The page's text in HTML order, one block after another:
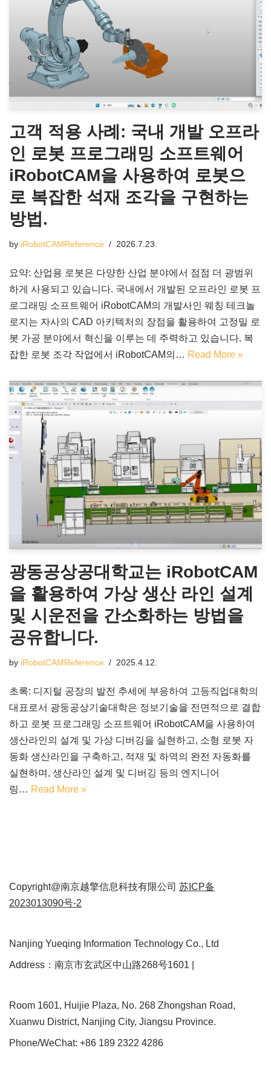
고객 적용 사례: 국내 개발 오프라
인 로봇 프로그래밍 소프트웨어
iRobotCAM을 사용하여 로봇으
로 복잡한 석재 조각을 구현하는
방법.
by iRobotCAMReference 2026.7.23.
요약: 산업용 로봇은 다양한 산업 분야에서 점점 더 광범위
하게 사용되고 있습니다. 국내에서 개발된 오프라인 로봇 프
로그래밍 소프트웨어 iRobotCAM의 개발사인 웨칭 테크놀
로지는 자사의 CAD 아키텍처의 장점을 활용하여 고정밀 로
봇 가공 분야에서 혁신을 이루는 데 주력하고 있습니다. 복
잡한 로봇 조각 작업에서 iRobotCAM의… Read More »
광동공상공대학교는 iRobotCAM
을 활용하여 가상 생산 라인 설계
및 시운전을 간소화하는 방법을
공유합니다.
by iRobotCAMReference 2025.4.12.
초록: 디지털 공장의 발전 추세에 부응하여 고등직업대학의
대표로서 광둥공상기술대학은 정보기술을 전면적으로 결합
하고 로봇 프로그래밍 소프트웨어 iRobotCAM을 사용하여
생산라인의 설계 및 가상 디버깅을 실현하고, 소형 로봇 자
동화 생산라인을 구축하고, 적재 및 하역의 완전 자동화를
실현하며, 생산라인 설계 및 디버깅 등의 엔지니어
링… Read More »
Copyright@南京越擎信息科技有限公司 苏ICP备
2023013090号-2
Nanjing Yueqing Information Technology Co., Ltd
Address：南京市玄武区中山路268号1601 |
Room 1601, Huijie Plaza, No. 268 Zhongshan Road,
Xuanwu District, Nanjing City, Jiangsu Province.
Phone/WeChat: +86 189 2322 4286